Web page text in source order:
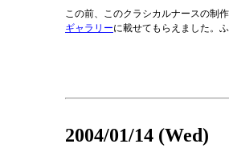
この前、このクラシカルナースの制
ギャラリーに載せてもらえました。
2004/01/14 (Wed)